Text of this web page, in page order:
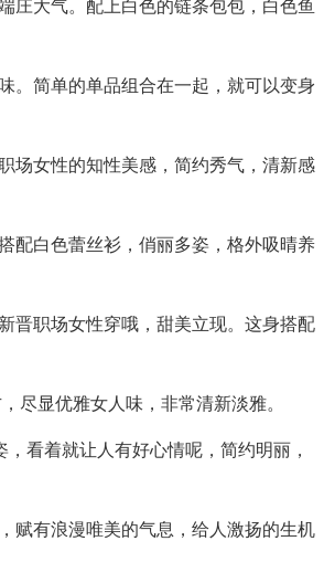
庄大气。配上白色的链条包包，白色鱼
。简单的单品组合在一起，就可以变身
场女性的知性美感，简约秀气，清新感
配白色蕾丝衫，俏丽多姿，格外吸晴养
晋职场女性穿哦，甜美立现。这身搭配
尽显优雅女人味，非常清新淡雅。
看着就让人有好心情呢，简约明丽，
赋有浪漫唯美的气息，给人激扬的生机